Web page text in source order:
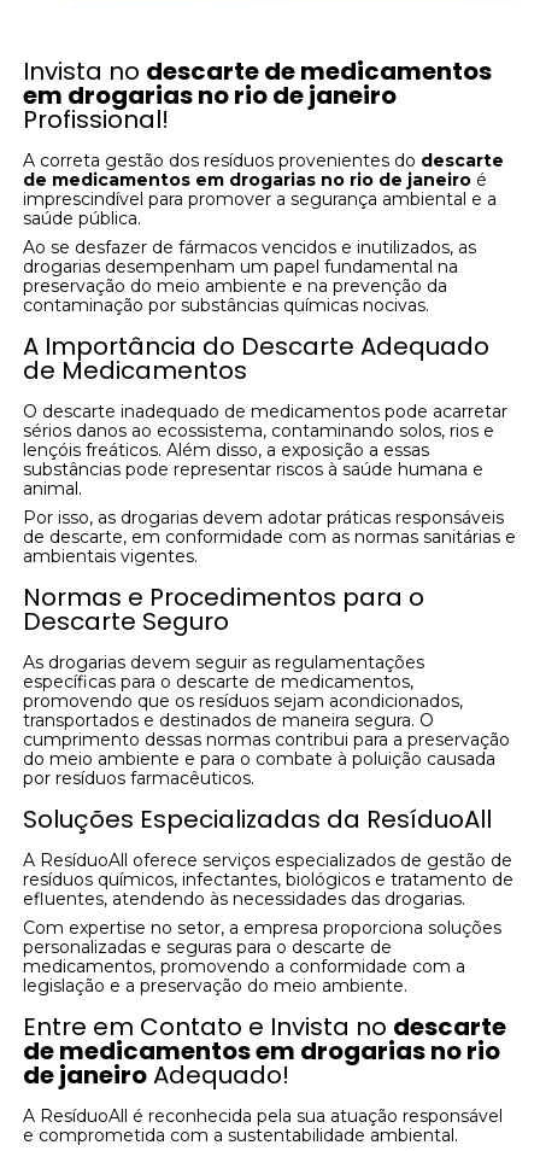
Invista no descarte de medicamentos
em drogarias no rio de janeiro
Profissional!
A correta gestão dos resíduos provenientes do descarte
de medicamentos em drogarias no rio de janeiro é
imprescindível para promover a segurança ambiental e a
saúde pública.
Ao se desfazer de fármacos vencidos e inutilizados, as
drogarias desempenham um papel fundamental na
preservação do meio ambiente e na prevenção da
contaminação por substâncias químicas nocivas.
A Importância do Descarte Adequado
de Medicamentos
O descarte inadequado de medicamentos pode acarretar
sérios danos ao ecossistema, contaminando solos, rios e
lençóis freáticos. Além disso, a exposição a essas
substâncias pode representar riscos à saúde humana e
animal.
Por isso, as drogarias devem adotar práticas responsáveis
de descarte, em conformidade com as normas sanitárias e
ambientais vigentes.
Normas e Procedimentos para o
Descarte Seguro
As drogarias devem seguir as regulamentações
específicas para o descarte de medicamentos,
promovendo que os resíduos sejam acondicionados,
transportados e destinados de maneira segura. O
cumprimento dessas normas contribui para a preservação
do meio ambiente e para o combate à poluição causada
por resíduos farmacêuticos.
Soluções Especializadas da ResíduoAll
A ResíduoAll oferece serviços especializados de gestão de
resíduos químicos, infectantes, biológicos e tratamento de
efluentes, atendendo às necessidades das drogarias.
Com expertise no setor, a empresa proporciona soluções
personalizadas e seguras para o descarte de
medicamentos, promovendo a conformidade com a
legislação e a preservação do meio ambiente.
Entre em Contato e Invista no descarte
de medicamentos em drogarias no rio
de janeiroAdequado!
A ResíduoAll é reconhecida pela sua atuação responsável
e comprometida com a sustentabilidade ambiental.